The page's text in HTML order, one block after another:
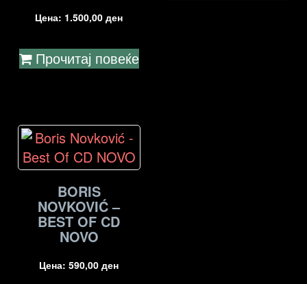
Цена: 1.500,00ден
Прочитај повеќе
BORIS
NOVKOVIĆ –
BEST OF CD
NOVO
Цена:590,00ден